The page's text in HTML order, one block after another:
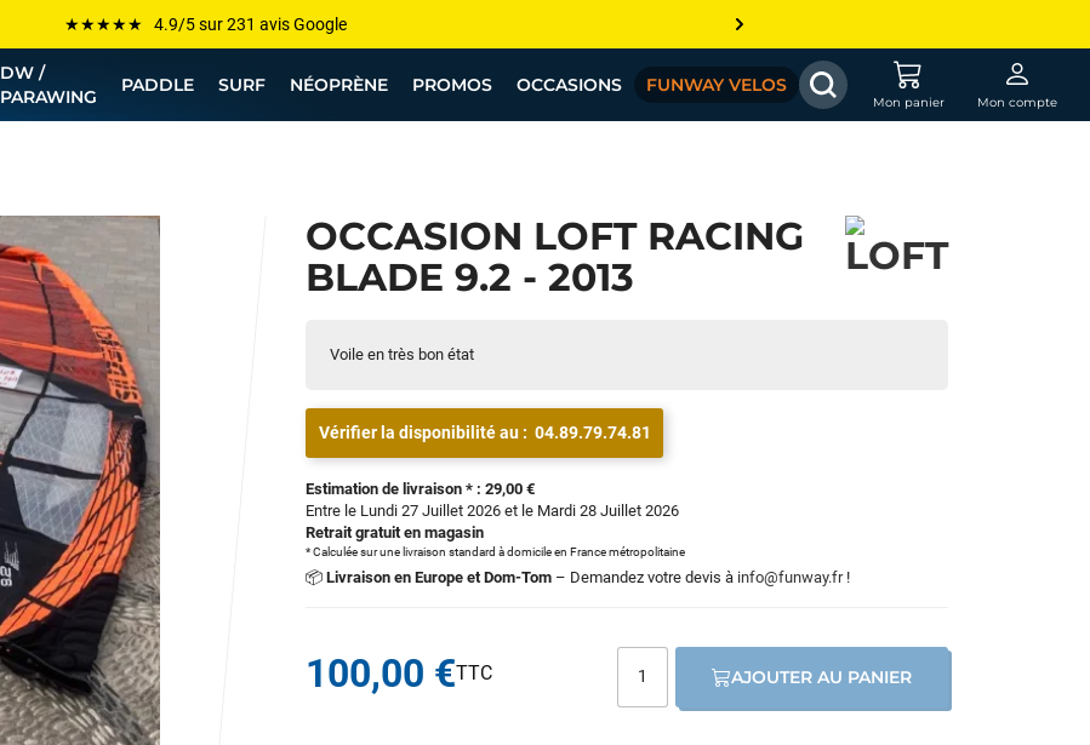
Les plus grandes marques sont chez Funway
💰 Meilleur prix garanti — Moins cher ailleurs ? On s’aligne !
DW /
PARAWING
PADDLE SURF NÉOPRÈNE PROMOS OCCASIONS FUNWAY VELOS
Mon panier Mon compte
OCCASION LOFT RACING
BLADE 9.2 - 2013
Voile en très bon état
Vérifier la disponibilité au : 04.89.79.74.81
Estimation de livraison * : 29,00 €
Entre le Lundi 27 Juillet 2026 et le Mardi 28 Juillet 2026
Retrait gratuit en magasin
* Calculée sur une livraison standard à domicile en France métropolitaine
📦 Livraison en Europe et Dom-Tom – Demandez votre devis à info@funway.fr!
100,00 € AJOUTER AU PANIER